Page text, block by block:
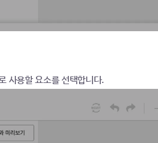
사용할 요소를 선택합니다.